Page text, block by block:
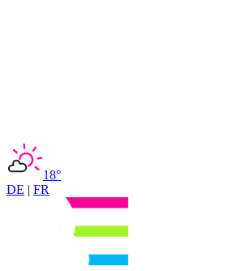
18°
DE | FR